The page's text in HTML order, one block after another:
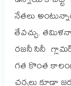
నేతలు
తేవచ్చు.
రజనీ సినీ
గత కొంత
చర్చలు కూడా